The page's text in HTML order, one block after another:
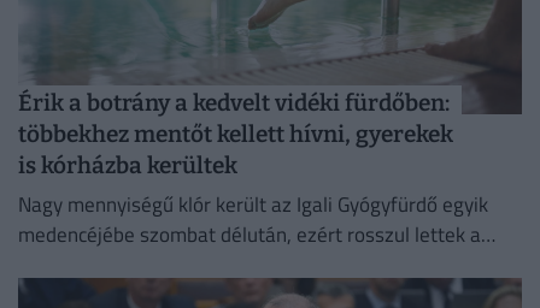
Érik a botrány a kedvelt vidéki fürdőben:
többekhez mentőt kellett hívni, gyerekek
is kórházba kerültek
Nagy mennyiségű klór került az Igali Gyógyfürdő egyik
medencéjébe szombat délután, ezért rosszul lettek a